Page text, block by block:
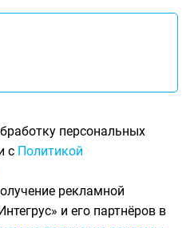
персональных
с Политикой
рекламной
и его партнёров в